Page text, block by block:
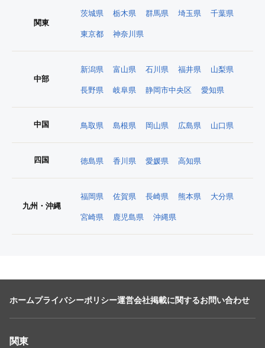
関東
茨城県 栃木県 群馬県 埼玉県 千葉県
東京都 神奈川県
中部
新潟県 富山県 石川県 福井県 山梨県
長野県 岐阜県 静岡市中央区 愛知県
中国 鳥取県 島根県 岡山県 広島県 山口県
四国 徳島県 香川県 愛媛県 高知県
九州・沖縄
福岡県 佐賀県 長崎県 熊本県 大分県
宮崎県 鹿児島県 沖縄県
ホームプライバシーポリシー運営会社掲載に関するお問い合わせ
関東